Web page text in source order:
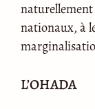
nationaux, à
L’OHADA